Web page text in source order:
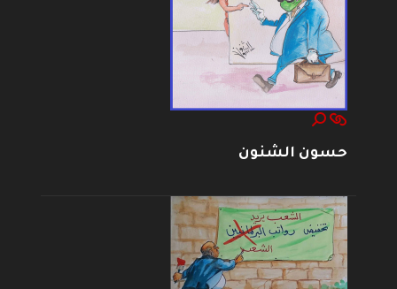
حسون الشنون